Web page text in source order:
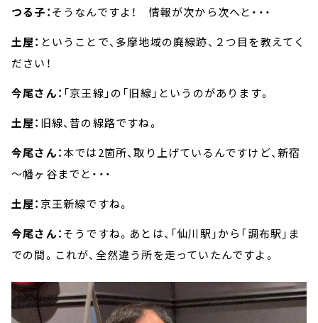
つる子：そうなんですよ！ 情報が次から次へと・・・
土屋： ということで、多摩地域の廃線跡、２つ目を教えてく
ださい！
今尾さん： 「京王線」の「旧線」というのがあります。
土屋： 旧線、昔の線路ですね。
今尾さん：本では2箇所、取り上げているんですけど、新宿
～幡ヶ谷までと・・・
土屋： 京王新線ですね。
今尾さん：そうですね。あとは、「仙川駅」から「調布駅」ま
での間。これが、全然違う所を走っていたんですよ。